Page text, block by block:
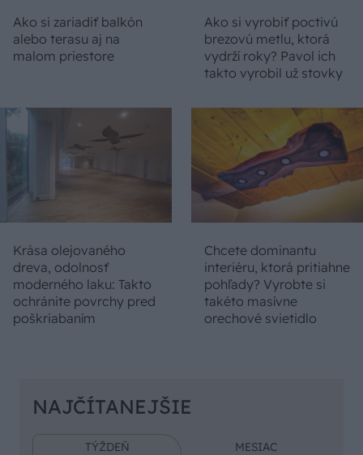
Ako si zariadiť balkón
alebo terasu aj na
malom priestore
Ako si vyrobiť poctivú
brezovú metlu, ktorá
vydrží roky? Pavol ich
takto vyrobil už stovky
Krása olejovaného
dreva, odolnosť
moderného laku: Takto
ochránite povrchy pred
poškriabaním
Chcete dominantu
interiéru, ktorá pritiahne
pohľady? Vyrobte si
takéto masívne
orechové svietidlo
NAJČÍTANEJŠIE
TÝŽDEŇ MESIAC